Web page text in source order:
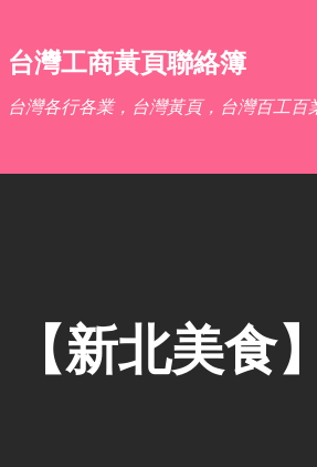
台灣工商黃頁聯絡簿
台灣各行各業，台灣黃頁，台灣百工百
【新北美